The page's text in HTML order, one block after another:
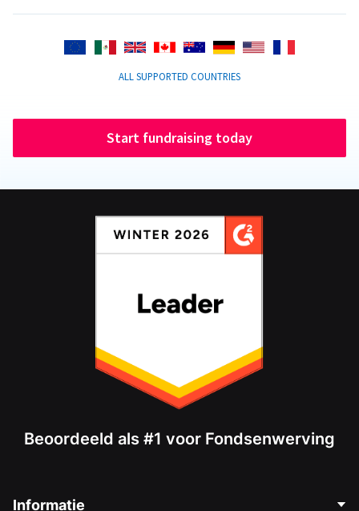
ALL SUPPORTED COUNTRIES
Start fundraising today
Beoordeeld als #1 voor Fondsenwerving
Informatie